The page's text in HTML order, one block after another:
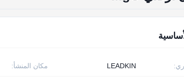
مكان المنشأ: LEADKIN